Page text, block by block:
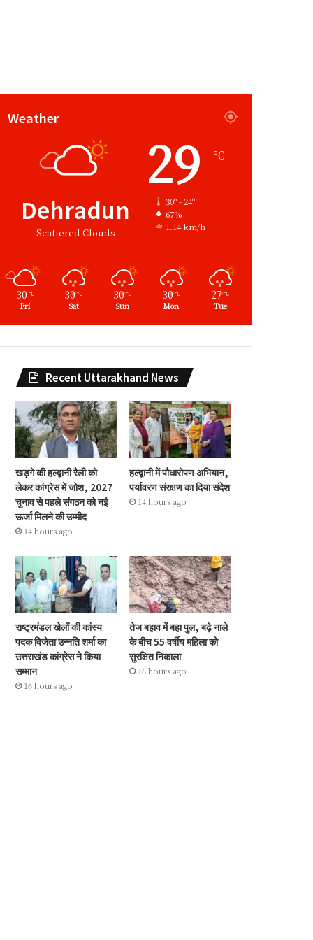
Weather
Dehradun
Scattered Clouds
29 ℃
30º - 24º
67%
1.14 km/h
30 ℃
Fri
30℃
Sat
30℃
Sun
30℃
Mon
27℃
Tue
Recent Uttarakhand News
खड़गे की हल्द्वानी रैली को
लेकर कांग्रेस में जोश, 2027
चुनाव से पहले संगठन को नई
ऊर्जा मिलने की उम्मीद
14 hours ago
हल्द्वानी में पौधारोपण अभियान,
पर्यावरण संरक्षण का दिया संदेश
14 hours ago
राष्ट्रमंडल खेलों की कांस्य
पदक विजेता उन्नति शर्मा का
उत्तराखंड कांग्रेस ने किया
सम्मान
16 hours ago
तेज बहाव में बहा पुल, बढ़े नाले
के बीच 55 वर्षीय महिला को
सुरक्षित निकाला
16 hours ago